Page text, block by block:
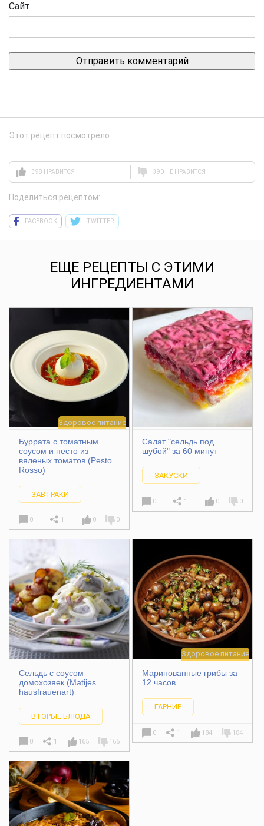
Сайт
Этот рецепт посмотрело:
398 НРАВИТСЯ 390 НЕ НРАВИТСЯ
Поделиться рецептом:
FACEBOOK TWITTER
ЕЩЕ РЕЦЕПТЫ С ЭТИМИ
ИНГРЕДИЕНТАМИ
Здоровое питание
Буррата с томатным
соусом и песто из
вяленых томатов (Pesto
Rosso)
ЗАВТРАКИ
0 1 0 0
Салат "сельдь под
шубой" за 60 минут
ЗАКУСКИ
0 1 0 0
Сельдь с соусом
домохозяек (Matijes
hausfrauenart)
ВТОРЫЕ БЛЮДА
0 1 165 165
Здоровое питание
Маринованные грибы за
12 часов
ГАРНИР
0 1 184 184